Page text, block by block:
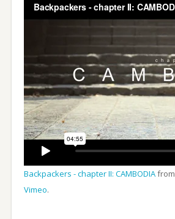
Backpackers - chapter II: CAMBODIAfrom
Vimeo.